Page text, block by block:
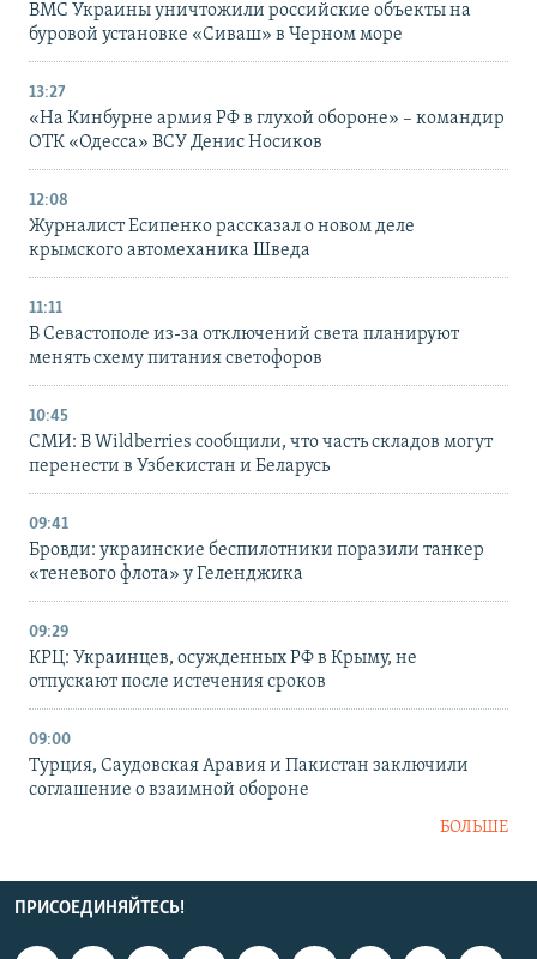
ВМС Украины уничтожили российские объекты на
буровой установке «Сиваш» в Черном море
13:27
«На Кинбурне армия РФ в глухой обороне» – командир
ОТК «Одесса» ВСУ Денис Носиков
12:08
Журналист Есипенко рассказал о новом деле
крымского автомеханика Шведа
11:11
В Севастополе из-за отключений света планируют
менять схему питания светофоров
10:45
СМИ: В Wildberries сообщили, что часть складов могут
перенести в Узбекистан и Беларусь
09:41
Бровди: украинские беспилотники поразили танкер
«теневого флота» у Геленджика
09:29
КРЦ: Украинцев, осужденных РФ в Крыму, не
отпускают после истечения сроков
09:00
Турция, Саудовская Аравия и Пакистан заключили
соглашение о взаимной обороне
БОЛЬШЕ
ПРИСОЕДИНЯЙТЕСЬ!